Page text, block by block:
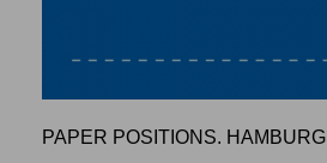
PAPER POSITIONS. HAMBURG